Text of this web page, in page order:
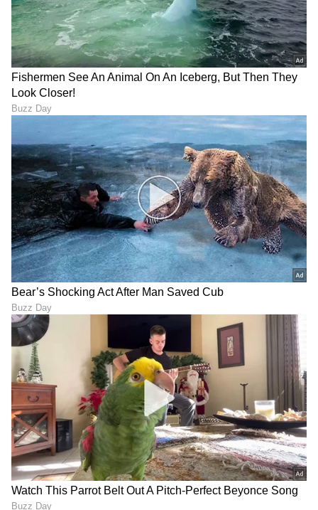
ನಾಯಕನಾಗಿ ಅಲ್ಲ ಬ್ಯಾಟರ್ ಆಗಿ
ಸೂರ್ಯಕುಮಾರ್ ಯಾದವ್
ಕಮ್‌ಬ್ಯಾಕ್ ಅನಿವಾರ್ಯ ಎಂದ
ಆರ್ ಅಶ್ವಿನ್
ಭಾರತ ವಿರುದ್ಧ ಕ್ಲೀನ್ ಸ್ವೀಪ್
ಗೆದ್ದರೂ ಇಂಗ್ಲೆಂಡ್ ಹೆಡ್ ಕೋಚ್
ಮೆಕಲಂ ಟೆಸ್ಟ್‌ನಿಂದ ಅಮಾನತು
ಇಂಗ್ಲೆಂಡ್ ಸರಣಿ
ಮುಗಿಯುತ್ತಿದ್ದಂತೆ ಕೋಚಿಂಗ್
ಸ್ಟಾಫ್ ಸೇವೆ ಅಂತ್ಯ, ಮಹತ್ವದ
ನಿರ್ಧಾರಕ್ಕೆ ಮುಂದಾದ ಬಿಸಿಸಿಐ
ಇಂಗ್ಲೆಂಡ್ ಎದುರು ಟೀಂ
ಇಂಡಿಯಾ ವೈಟ್‌ವಾಷ್ ಬೆನ್ನಲ್ಲೇ
ಬಿಕ್ಕಿ ಬಿಕ್ಕಿ ಅತ್ತ ವೈಭವ್
ಸೂರ್ಯವಂಶಿ! ವಿಡಿಯೋ ವೈರಲ್
LATEST VIDEOS
"ರಾಜಕೀಯ ಬೇಡ, ಸಿನಿಮಾನೇ ಪ್ರಾಣ":
ಕನಕೋತ್ಸವದಲ್ಲಿ ರಿಷಬ್ ಶೆಟ್ಟಿ | Rishab
Shetty speech | Suvarna News
ಶೇ.50 ರಿಂದ ಶೇ.18 ಕ್ಕೆ TAX ಇಳಿಕೆ: ಮೋದಿ-
ಟ್ರಂಪ್ ಐತಿಹಾಸಿಕ ಒಪ್ಪಂದ | India US
Trade Deal | Party Rounds